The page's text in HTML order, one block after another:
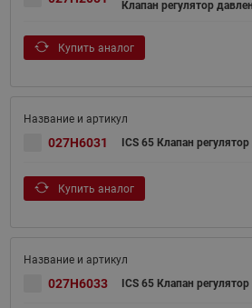
Клапан регулятор
Купить аналог
027H6031 ICS 65 Клапан
Купить аналог
027H6033 ICS 65 Клапан